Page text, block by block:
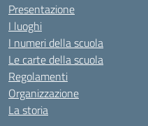
Presentazione
I luoghi
I numeri della scuola
Le carte della scuola
Regolamenti
Organizzazione
La storia